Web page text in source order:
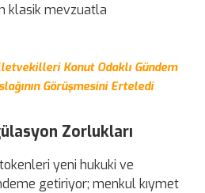
klasik mevzuatla
Konut Odaklı Gündem
Görüşmesini Erteledi
Zorlukları
yeni hukuki ve
getiriyor; menkul kıymet